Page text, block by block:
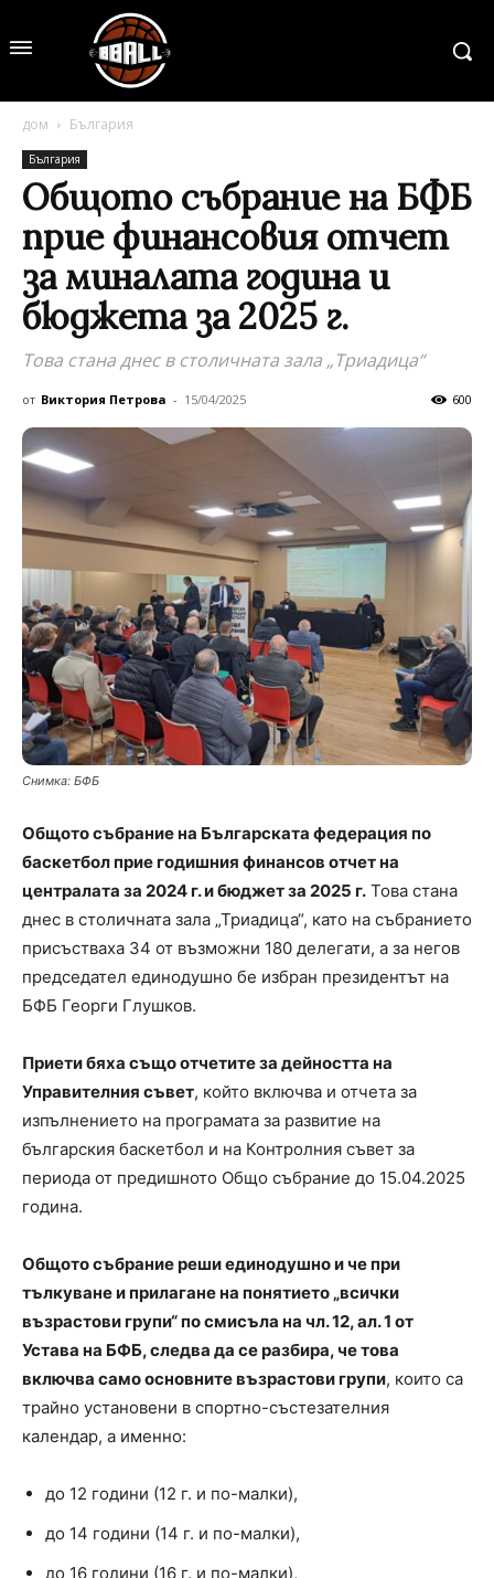
дом България
България
Общото събрание на БФБ
прие финансовия отчет
за миналата година и
бюджета за 2025 г.
Това стана днес в столичната зала „Триадица“
от Виктория Петрова - 15/04/2025 600
Снимка: БФБ
Общото събрание на Българската федерация по
баскетбол прие годишния финансов отчет на
централата за 2024 г. и бюджет за 2025 г. Това стана
днес в столичната зала „Триадица“, като на събранието
присъстваха 34 от възможни 180 делегати, а за негов
председател единодушно бе избран президентът на
БФБ Георги Глушков.
Приети бяха също отчетите за дейността на
Управителния съвет, който включва и отчета за
изпълнението на програмата за развитие на
българския баскетбол и на Контролния съвет за
периода от предишното Общо събрание до 15.04.2025
година.
Общото събрание реши единодушно и че при
тълкуване и прилагане на понятието „всички
възрастови групи“ по смисъла на чл. 12, ал. 1 от
Устава на БФБ, следва да се разбира, че това
включва само основните възрастови групи, които са
трайно установени в спортно-състезателния
календар, а именно:
до 12 години (12 г. и по-малки),
до 14 години (14 г. и по-малки),
до 16 години (16 г. и по-малки),